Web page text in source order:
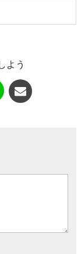
よう